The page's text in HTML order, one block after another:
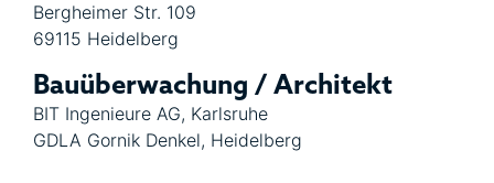
Bergheimer Str. 109
69115 Heidelberg
Bauüberwachung / Architekt
BIT Ingenieure AG, Karlsruhe
GDLA Gornik Denkel, Heidelberg